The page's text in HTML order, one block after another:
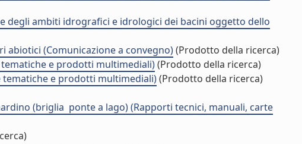
degli ambiti idrografici e idrologici dei bacini oggetto dello
abiotici (Comunicazione a convegno)(Prodotto della ricerca)
tematiche e prodotti multimediali)(Prodotto della ricerca)
tematiche e prodotti multimediali)(Prodotto della ricerca)
(briglia  ponte a lago) (Rapporti tecnici, manuali, carte